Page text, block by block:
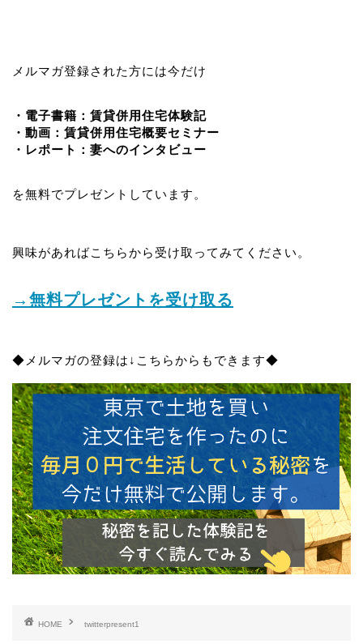
メルマガ登録された方には今だけ
・電子書籍：賃貸併用住宅体験記
・動画：賃貸併用住宅概要セミナー
・レポート：妻へのインタビュー
を無料でプレゼントしています。
興味があればこちらから受け取ってみてください。
→無料プレゼントを受け取る
◆メルマガの登録は↓こちらからもできます◆
HOME twitterpresent1